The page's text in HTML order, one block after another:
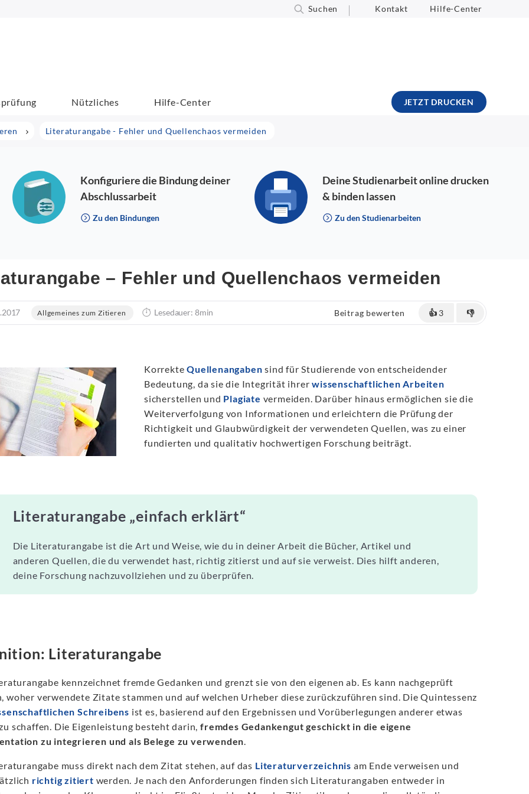
Suchen Kontakt Hilfe-Center
Nützliches Hilfe-Center JETZT DRUCKEN
Literaturangabe - Fehler und Quellenchaos vermeiden
Konfiguriere die Bindung deiner
Abschlussarbeit
Zu den Bindungen
Deine Studienarbeit online drucken
& binden lassen
Zu den Studienarbeiten
– Fehler und Quellenchaos vermeiden
Allgemeines zum Zitieren Lesedauer: 8min Beitrag bewerten 👍 3 👎
KorrekteQuellenangaben sind für Studierende von entscheidender
Bedeutung, da sie die Integrität ihrerwissenschaftlichen Arbeiten
sicherstellen und Plagiate vermeiden. Darüber hinaus ermöglichen sie die
Weiterverfolgung von Informationen und erleichtern die Prüfung der
Richtigkeit und Glaubwürdigkeit der verwendeten Quellen, was zu einer
fundierten und qualitativ hochwertigen Forschung beiträgt.
Literaturangabe „einfach erklärt“
Die Literaturangabe ist die Art und Weise, wie du in deiner Arbeit die Bücher, Artikel und
anderen Quellen, die du verwendet hast, richtig zitierst und auf sie verweist. Dies hilft anderen,
deine Forschung nachzuvollziehen und zu überprüfen.
Literaturangabe
kennzeichnet fremde Gedanken und grenzt sie von den eigenen ab. Es kann nachgeprüft
woher verwendete Zitate stammen und auf welchen Urheber diese zurückzuführen sind. Die Quintessenz
Schreibens ist es, basierend auf den Ergebnissen und Vorüberlegungen anderer etwas
schaffen. Die Eigenleistung besteht darin,fremdes Gedankengut geschickt in die eigene
zu integrieren und als Belege zu verwenden.
muss direkt nach dem Zitat stehen, auf das Literaturverzeichnis am Ende verweisen und
richtig zitiert werden. Je nach den Anforderungen finden sich Literaturangaben entweder in